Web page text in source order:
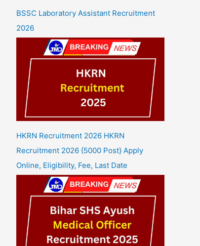
BSSC Laboratory Assistant Recruitment
2026
HKRN Recruitment 2026 HKRN
Recruitment 2026 {5000 Post} Apply
Online, Eligibility, Fee, Last Date